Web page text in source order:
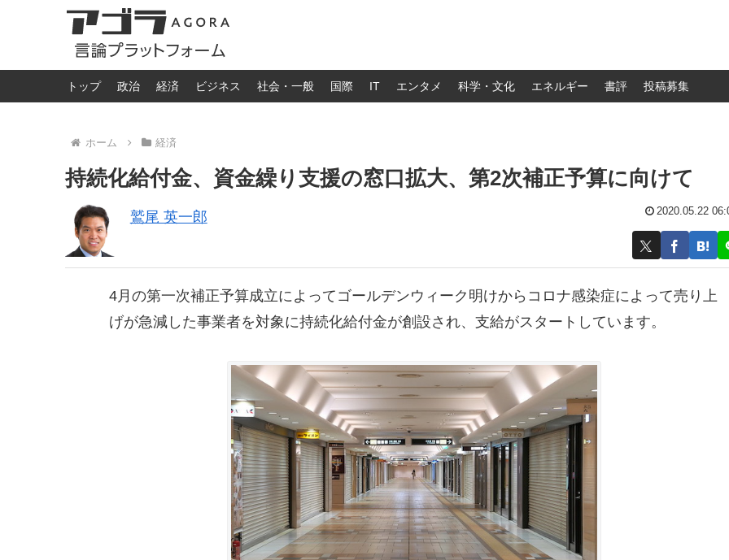
トップ 政治 経済 ビジネス 社会・一般 国際 IT エンタメ 科学・文化 エネルギー 書評 投稿募集
ホーム 経済
持続化給付金、資金繰り支援の窓口拡大、第2次補正予算に向けて
鷲尾 英一郎 2020.05.22
4月の第一次補正予算成立によってゴールデンウィーク明けからコロナ感染症によって売り上
げが急減した事業者を対象に持続化給付金が創設され、支給がスタートしています。